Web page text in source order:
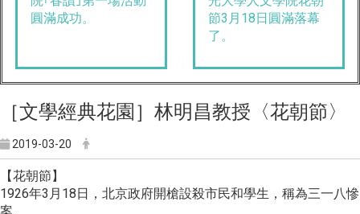
圓滿成功。
節3月18日圓滿落幕
了。
​［文學經典花園］林明昌教授〈花朝節〉
2019-03-20
【花朝節】
1926年3月18日，北京政府開槍設殺市民和學生，稱為三一八慘